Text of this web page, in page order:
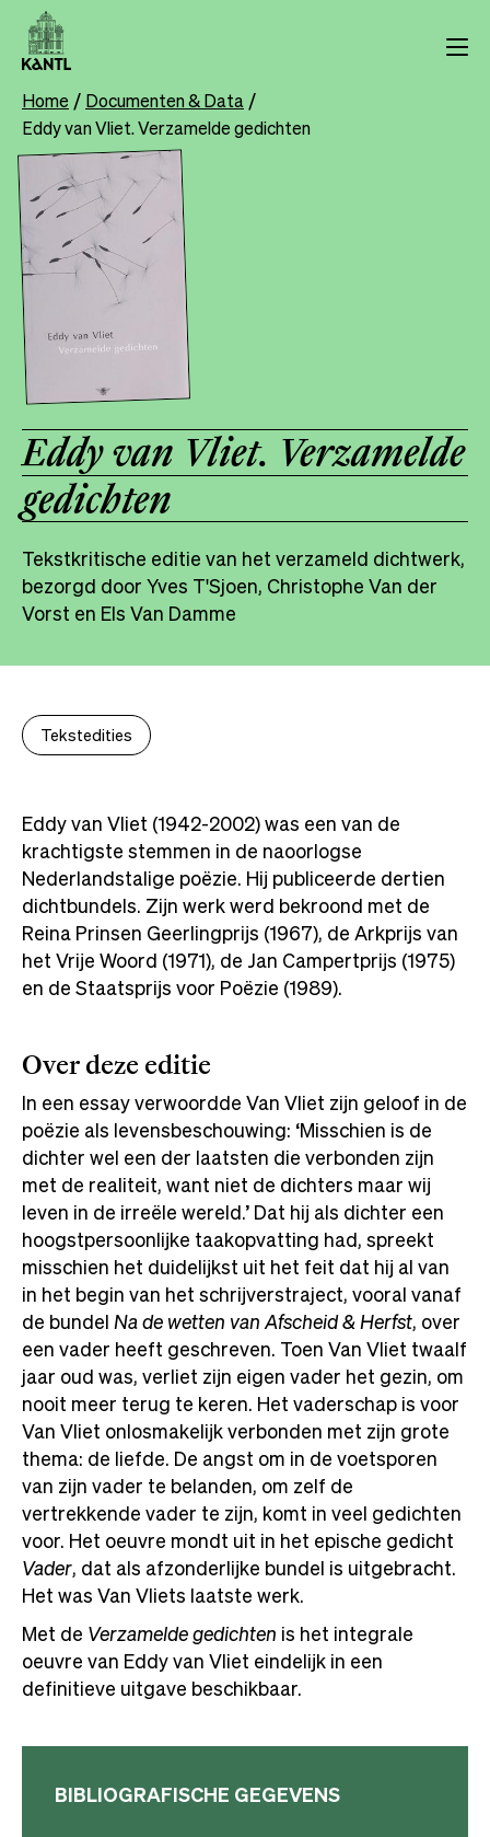
Overslaan
naar
inhoud
gaan
Breadcrumb
Home Documenten & Data
Eddy van Vliet. Verzamelde gedichten
Eddy van Vliet. Verzamelde
gedichten
Tekstkritische editie van het verzameld dichtwerk,
bezorgd door Yves T'Sjoen, Christophe Van der
Vorst en Els Van Damme
Tekstedities
Eddy van Vliet (1942-2002) was een van de
krachtigste stemmen in de naoorlogse
Nederlandstalige poëzie. Hij publiceerde dertien
dichtbundels. Zijn werk werd bekroond met de
Reina Prinsen Geerlingprijs (1967), de Arkprijs van
het Vrije Woord (1971), de Jan Campertprijs (1975)
en de Staatsprijs voor Poëzie (1989).
Over deze editie
In een essay verwoordde Van Vliet zijn geloof in de
poëzie als levensbeschouwing: ‘Misschien is de
dichter wel een der laatsten die verbonden zijn
met de realiteit, want niet de dichters maar wij
leven in de irreële wereld.’ Dat hij als dichter een
hoogstpersoonlijke taakopvatting had, spreekt
misschien het duidelijkst uit het feit dat hij al van
in het begin van het schrijverstraject, vooral vanaf
de bundelNa de wetten van Afscheid & Herfst, over
een vader heeft geschreven. Toen Van Vliet twaalf
jaar oud was, verliet zijn eigen vader het gezin, om
nooit meer terug te keren. Het vaderschap is voor
Van Vliet onlosmakelijk verbonden met zijn grote
thema: de liefde. De angst om in de voetsporen
van zijn vader te belanden, om zelf de
vertrekkende vader te zijn, komt in veel gedichten
voor. Het oeuvre mondt uit in het epische gedicht
Vader, dat als afzonderlijke bundel is uitgebracht.
Het was Van Vliets laatste werk.
Met de Verzamelde gedichten is het integrale
oeuvre van Eddy van Vliet eindelijk in een
definitieve uitgave beschikbaar.
BIBLIOGRAFISCHE GEGEVENS